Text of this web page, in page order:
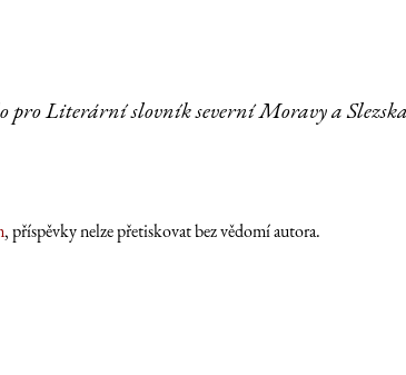
pro Literární slovník severní Moravy a
, příspěvky nelze přetiskovat bez vědomí autora.